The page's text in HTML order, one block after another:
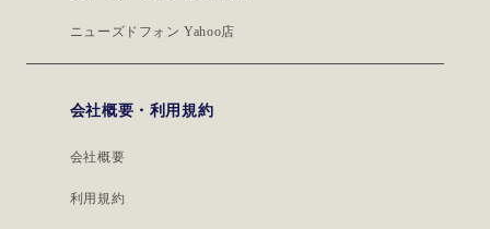
ニューズドフォン Yahoo店
会社概要・利用規約
会社概要
利用規約